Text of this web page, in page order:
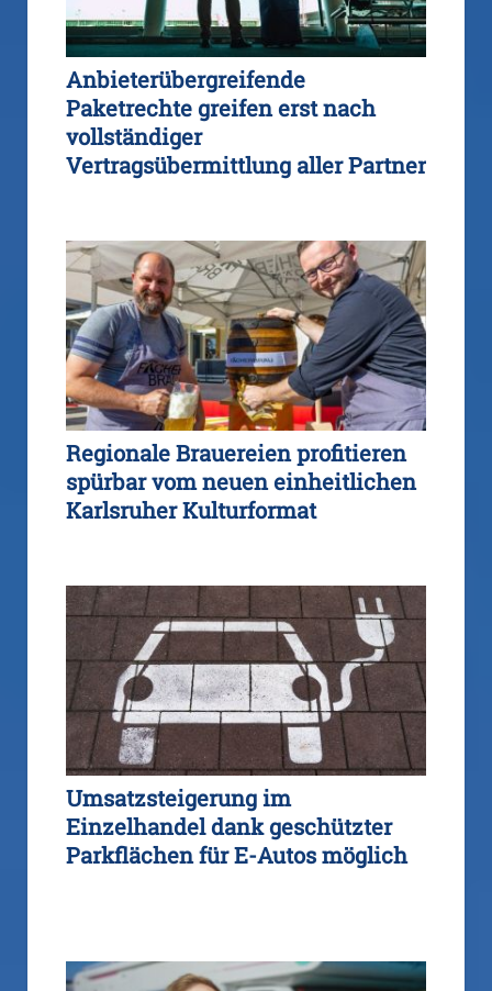
Anbieterübergreifende
Paketrechte greifen erst nach
vollständiger
Vertragsübermittlung aller Partner
Regionale Brauereien profitieren
spürbar vom neuen einheitlichen
Karlsruher Kulturformat
Umsatzsteigerung im
Einzelhandel dank geschützter
Parkflächen für E-Autos möglich